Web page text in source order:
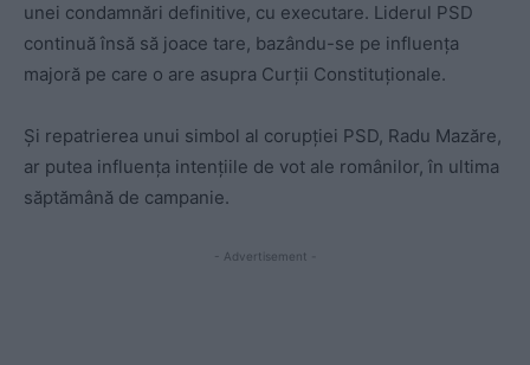
unei condamnări definitive, cu executare. Liderul PSD
continuă însă să joace tare, bazându-se pe influența
majoră pe care o are asupra Curții Constituționale.
Și repatrierea unui simbol al corupției PSD, Radu Mazăre,
ar putea influența intențiile de vot ale românilor, în ultima
săptămână de campanie.
- Advertisement -